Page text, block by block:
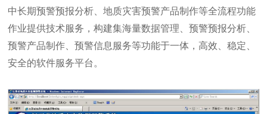
中长期预警预报分析、地质灾害预警产品制作等全流程功能
作业提供技术服务，构建集海量数据管理、预警预报分析、
预警产品制作、预警信息服务等功能于一体，高效、稳定、
安全的软件服务平台。